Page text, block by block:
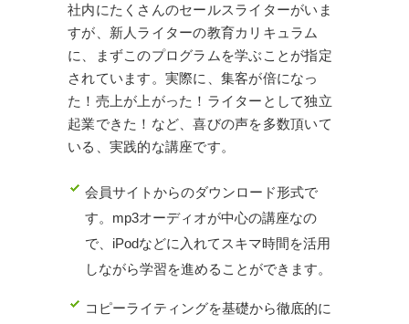
社内にたくさんのセールスライターがいま
すが、新人ライターの教育カリキュラム
に、まずこのプログラムを学ぶことが指定
されています。実際に、集客が倍になっ
た！売上が上がった！ライターとして独立
起業できた！など、喜びの声を多数頂いて
いる、実践的な講座です。
会員サイトからのダウンロード形式で
す。mp3オーディオが中心の講座なの
で、iPodなどに入れてスキマ時間を活用
しながら学習を進めることができます。
コピーライティングを基礎から徹底的に